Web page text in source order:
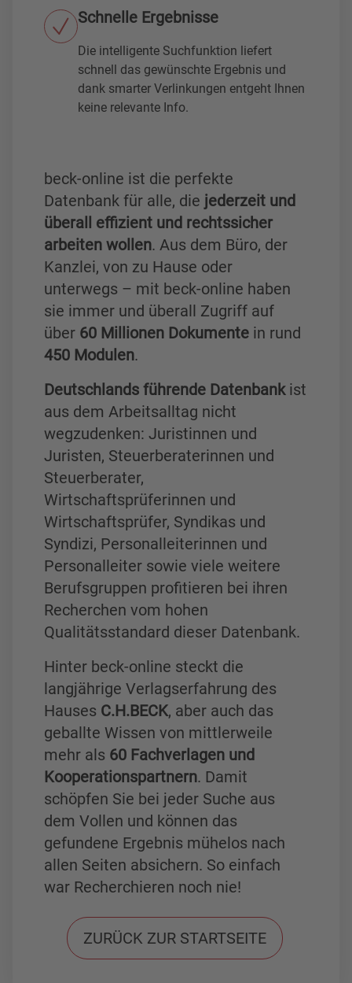
Schnelle Ergebnisse
Die intelligente Suchfunktion liefert
schnell das gewünschte Ergebnis und
dank smarter Verlinkungen entgeht Ihnen
keine relevante Info.
beck-online ist die perfekte
Datenbank für alle, die jederzeit und
überall effizient und rechtssicher
arbeiten wollen. Aus dem Büro, der
Kanzlei, von zu Hause oder
unterwegs – mit beck-online haben
sie immer und überall Zugriff auf
über 60 Millionen Dokumente in rund
450 Modulen.
Deutschlands führende Datenbankist
aus dem Arbeitsalltag nicht
wegzudenken: Juristinnen und
Juristen, Steuerberaterinnen und
Steuerberater,
Wirtschaftsprüferinnen und
Wirtschaftsprüfer, Syndikas und
Syndizi, Personalleiterinnen und
Personalleiter sowie viele weitere
Berufsgruppen profitieren bei ihren
Recherchen vom hohen
Qualitätsstandard dieser Datenbank.
Hinter beck-online steckt die
langjährige Verlagserfahrung des
Hauses C.H.BECK, aber auch das
geballte Wissen von mittlerweile
mehr als 60 Fachverlagen und
Kooperationspartnern. Damit
schöpfen Sie bei jeder Suche aus
dem Vollen und können das
gefundene Ergebnis mühelos nach
allen Seiten absichern. So einfach
war Recherchieren noch nie!
ZURÜCK ZUR STARTSEITE